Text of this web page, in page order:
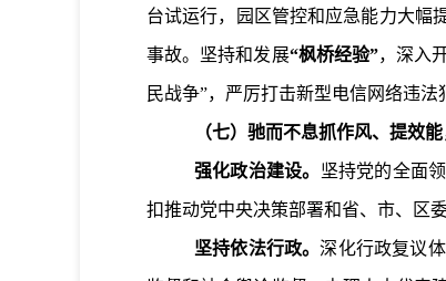
台试运行，园区管控和应急能力大幅
事故。坚持和发展“枫桥经验”，深入
民战争”，严厉打击新型电信网络违
（七）驰而不息抓作风、提效
强化政治建设。 坚持党的全面
扣推动党中央决策部署和省、市、区
坚持依法行政。深化行政复议